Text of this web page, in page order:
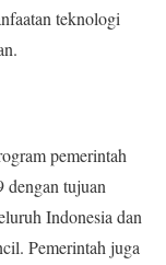
teknologi
pemerintah
dengan tujuan
Indonesia dan
Pemerintah juga